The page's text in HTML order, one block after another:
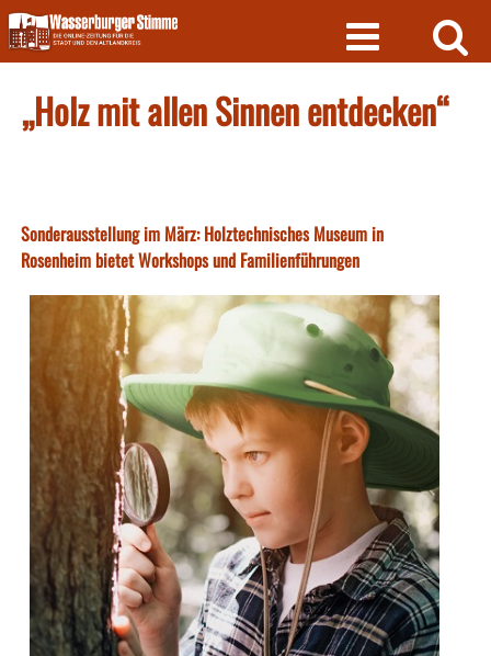
Skip
to
content
„Holz mit allen Sinnen entdecken“
Sonderausstellung im März: Holztechnisches Museum in
Rosenheim bietet Workshops und Familienführungen